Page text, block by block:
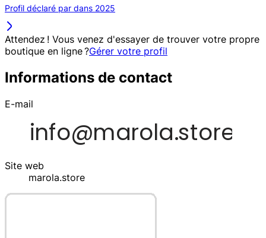
Profil déclaré par dans 2025
Attendez ! Vous venez d'essayer de trouver votre propre
boutique en ligne ?Gérer votre profil
Informations de contact
E-mail
Site web
marola.store